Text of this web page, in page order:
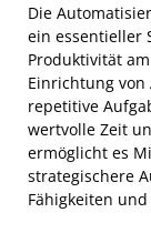
Die
ein essentieller
Produktivität
Einrichtung von
repetitive
wertvolle Zeit
ermöglicht es
strategischere
Fähigkeiten